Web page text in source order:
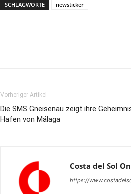
SCHLAGWORTE newsticker
Vorheriger Artikel
Die SMS Gneisenau zeigt ihre
Hafen von Málaga
Costa del Sol
https://